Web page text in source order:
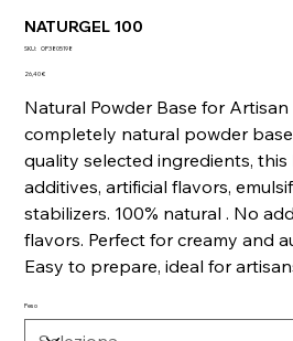
NATURGEL 100
SKU:
SKU
OP3805198
Prezzo
26,40 €
Natural Powder Base for Artisan
completely natural powder
quality selected ingredients,
additives, artificial flavors,
stabilizers. 100% natural . No
flavors. Perfect for creamy and
Easy to prepare, ideal for
Peso